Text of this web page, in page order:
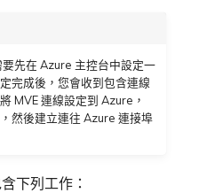
更新公司資訊
Google Cloud
IBM Cloud Direct Link MCR
連線
Oracle MCR 連線
Versa SD-WAN
VMware SD-WAN
火牆高可用性
先在 Azure 主控台中設定一
完成後，您會收到包含連線
MVE 連線設定到 Azure，
然後建立連往 Azure 連接埠
下列工作：